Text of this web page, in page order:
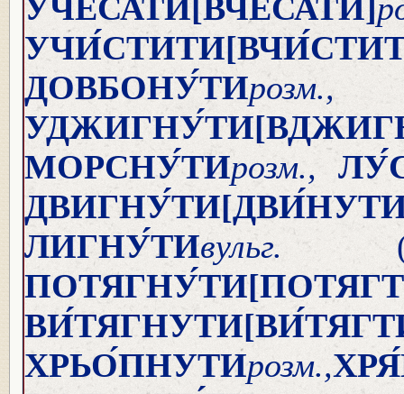
УЧЕСА́ТИ[ВЧЕСА́ТИ]
УЧИ́СТИТИ
ДОВБОНУ́ТИ
УДЖИГНУ́ТИ
МОРСНУ́ТИрозм.,
ДВИГНУ́ТИ
ЛИГНУ́ТИвульг.
ПОТЯГНУ́ТИ
ВИ́ТЯГНУТИ
ХРЬО́ПНУТИрозм.,